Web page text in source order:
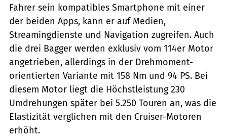
Fahrer sein kompatibles Smartphone mit einer
der beiden Apps, kann er auf Medien,
Streamingdienste und Navigation zugreifen. Auch
die drei Bagger werden exklusiv vom 114er Motor
angetrieben, allerdings in der Drehmoment-
orientierten Variante mit 158 Nm und 94 PS. Bei
diesem Motor liegt die Höchstleistung 230
Umdrehungen später bei 5.250 Touren an, was die
Elastizität verglichen mit den Cruiser-Motoren
erhöht.